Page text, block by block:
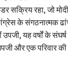
सक्रिय रहा, जो
के संगठनात्मक
यह वर्षों के
और एक परिवार की